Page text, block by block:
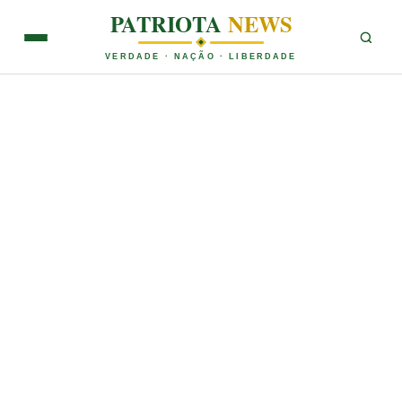
PATRIOTANEWS
VERDADE · NAÇÃO · LIBERDADE